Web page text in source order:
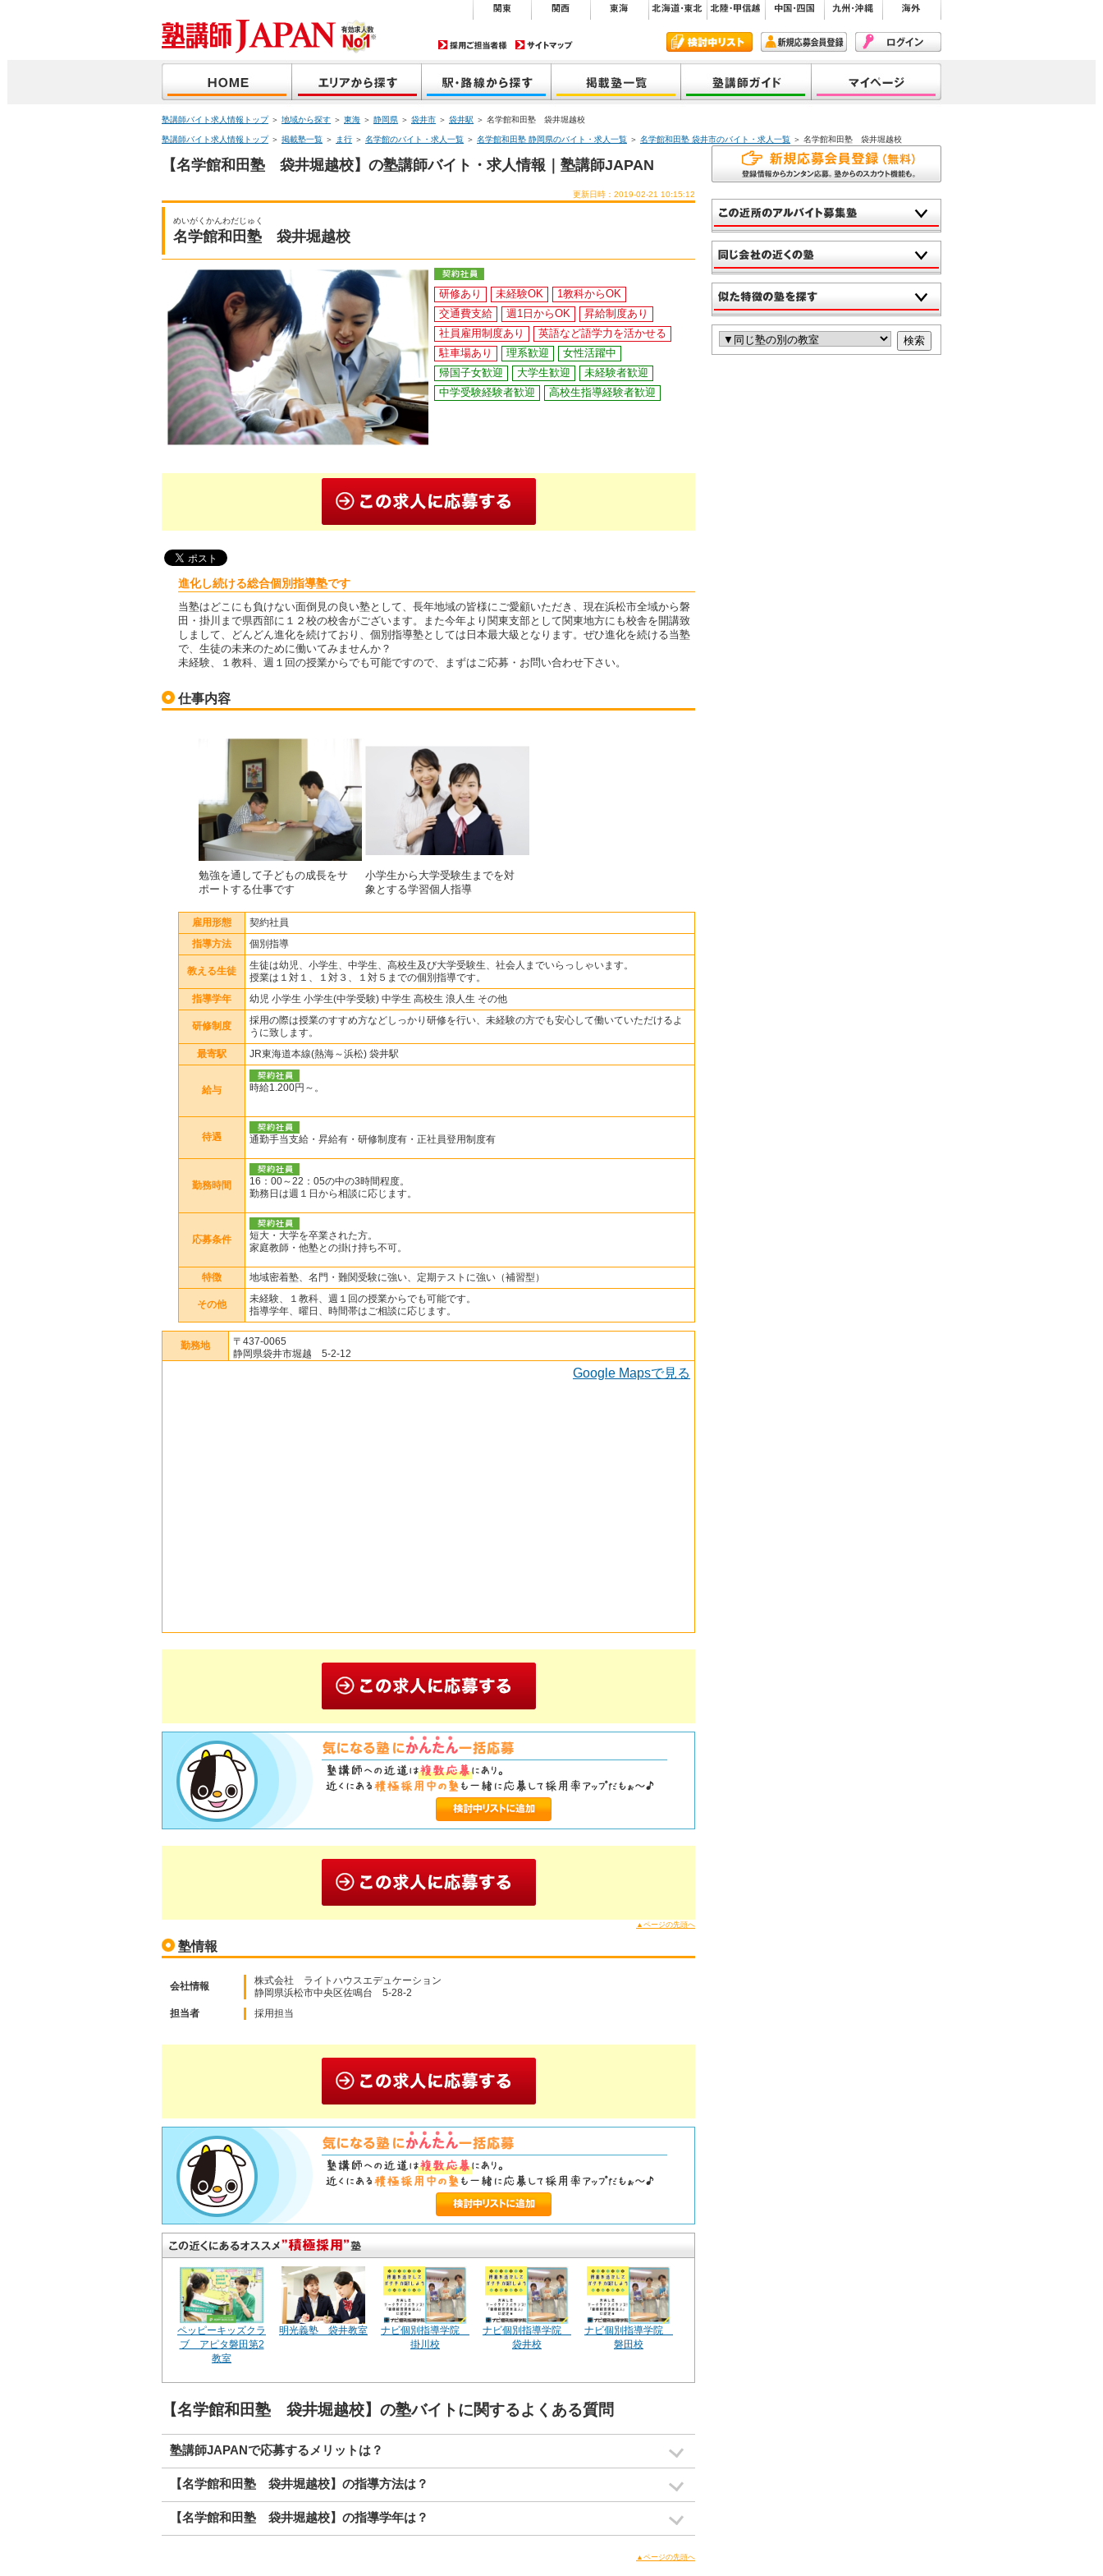
塾講師バイト求人情報トップ＞ 地域から探す ＞ 東海 ＞ 静岡県 ＞ 袋井市 ＞ 袋井駅 ＞ 名学館和田塾 袋井堀越校
塾講師バイト求人情報トップ＞ 掲載塾一覧 ＞ ま行 ＞ 名学館のバイト・求人一覧 ＞ 名学館和田塾 静岡県のバイト・求人一覧 ＞ 名学館和田塾 袋井市のバイト・求人一覧 ＞ 名学館和田塾 袋井堀越校
【名学館和田塾 袋井堀越校】の塾講師バイト・求人情報｜塾講師JAPAN
更新日時：2019-02-21 10:15:12
めいがくかんわだじゅく
名学館和田塾 袋井堀越校
研修あり 未経験OK
1教科からOK
交通費支給
週1日からOK
昇給制度あり
社員雇用制度あり
英語など語学力を活かせる
駐車場あり
理系歓迎
女性活躍中
帰国子女歓迎
大学生歓迎
未経験者歓迎
中学受験経験者歓迎
高校生指導経験者歓迎
進化し続ける総合個別指導塾です
当塾はどこにも負けない面倒見の良い塾として、長年地域の皆様にご愛顧いただき、現在浜松市全域から磐
田・掛川まで県西部に１２校の校舎がございます。また今年より関東支部として関東地方にも校舎を開講致
しまして、どんどん進化を続けており、個別指導塾としては日本最大級となります。ぜひ進化を続ける当塾
で、生徒の未来のために働いてみませんか？
未経験、１教科、週１回の授業からでも可能ですので、まずはご応募・お問い合わせ下さい。
仕事内容
勉強を通して子どもの成長をサ
ポートする仕事です
小学生から大学受験生までを対
象とする学習個人指導
雇用形態 契約社員
指導方法 個別指導
教える生徒
生徒は幼児、小学生、中学生、高校生及び大学受験生、社会人までいらっしゃいます。
授業は１対１、１対３、１対５までの個別指導です。
指導学年 幼児 小学生 小学生(中学受験) 中学生 高校生 浪人生 その他
研修制度
採用の際は授業のすすめ方などしっかり研修を行い、未経験の方でも安心して働いていただけるよ
うに致します。
最寄駅 JR東海道本線(熱海～浜松) 袋井駅
給与 時給1.200円～。
待遇 通勤手当支給・昇給有・研修制度有・正社員登用制度有
勤務時間
16：00～22：05の中の3時間程度。
勤務日は週１日から相談に応じます。
応募条件
短大・大学を卒業された方。
家庭教師・他塾との掛け持ち不可。
特徴 地域密着塾、名門・難関受験に強い、定期テストに強い（補習型）
その他
未経験、１教科、週１回の授業からでも可能です。
指導学年、曜日、時間帯はご相談に応じます。
勤務地
〒437-0065
静岡県袋井市堀越 5-2-12
Google Mapsで見る
▲ページの先頭へ
塾情報
会社情報
株式会社 ライトハウスエデュケーション
静岡県浜松市中央区佐鳴台 5-28-2
担当者 採用担当
ペッピーキッズクラ
ブ アピタ磐田第2
教室
明光義塾 袋井教室
ナビ個別指導学院
掛川校
ナビ個別指導学院
袋井校
ナビ個別指導学院
磐田校
【名学館和田塾 袋井堀越校】の塾バイトに関するよくある質問
塾講師JAPANで応募するメリットは？
【名学館和田塾 袋井堀越校】の指導方法は？
【名学館和田塾 袋井堀越校】の指導学年は？
▲ページの先頭へ